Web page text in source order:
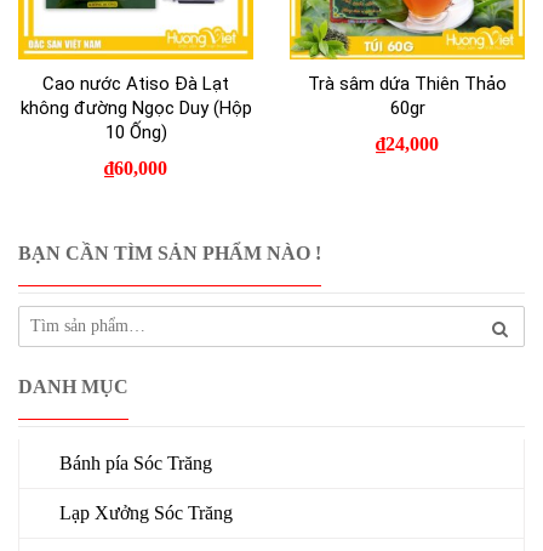
BẠN CẦN TÌM SẢN PHẨM NÀO !
DANH MỤC
Bánh pía Sóc Trăng
Lạp Xưởng Sóc Trăng
Cao nước Atiso Đà Lạt
không đường Ngọc Duy (Hộp
10 Ống)
₫60,000
Trà sâm dứa Thiên Thảo
60gr
₫24,000